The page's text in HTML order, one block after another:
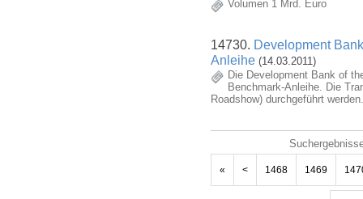
Volumen 1 Mrd. Euro
14730. Development
Anleihe (14.03.2011)
Die Development Bank of
Benchmark-Anleihe. Die
Roadshow) durchgeführt
« < 1468 1469